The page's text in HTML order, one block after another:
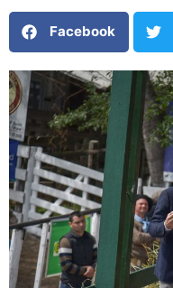
Facebook